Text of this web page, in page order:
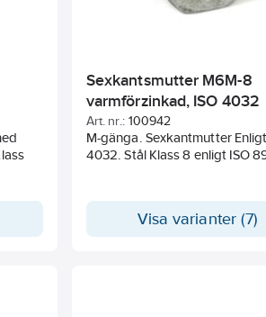
Sexkantsmutter M6M-8
varmförzinkad, ISO 4032
Art. nr.: 100942
M-gänga. Sexkantmutter
4032. Stål Klass 8 enligt ISO
Visa varianter (7)